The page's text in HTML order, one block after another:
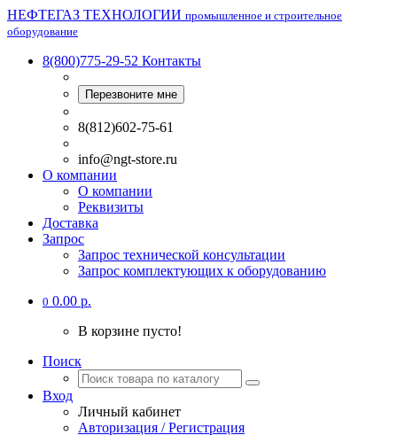
НЕФТЕГАЗ ТЕХНОЛОГИИ промышленное и строительное
оборудование
8(800)775-29-52 Контакты
Перезвоните мне
8(812)602-75-61
info@ngt-store.ru
О компании
О компании
Реквизиты
Доставка
Запрос
Запрос технической консультации
Запрос комплектующих к оборудованию
0 0.00 р.
В корзине пусто!
Поиск
Вход
Личный кабинет
Авторизация / Регистрация